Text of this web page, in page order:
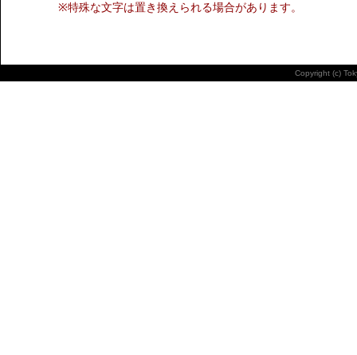
※特殊な文字は置き換えられる場合があります。
Copyright (c)